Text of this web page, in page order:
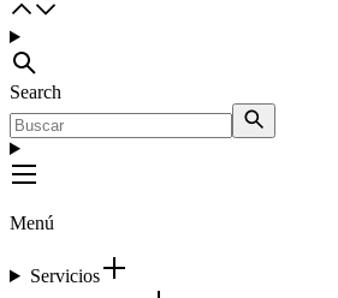
Search
Menú
Servicios